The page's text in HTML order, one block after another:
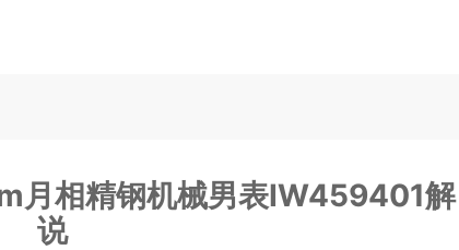
月相精钢机械男表IW459401解
说